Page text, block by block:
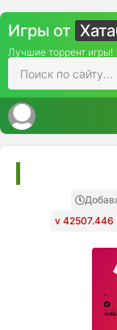
Игры от
Лучшие торрент игры!
v 42507.446